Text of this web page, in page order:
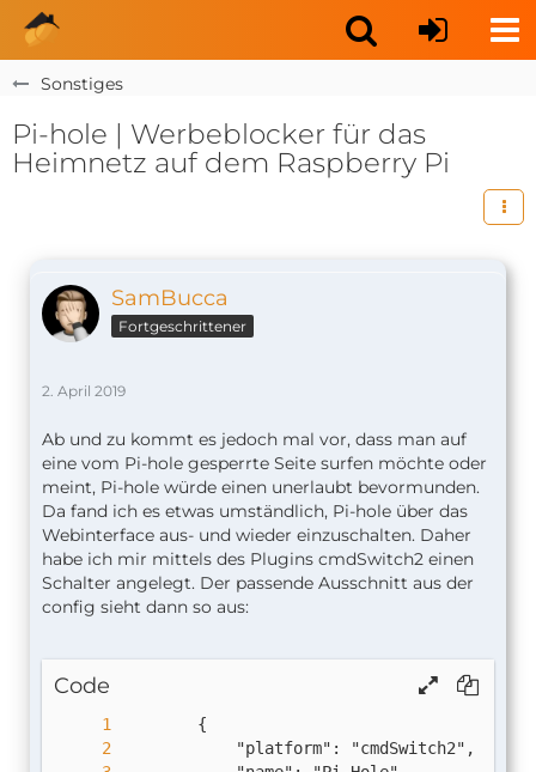
Sonstiges
Pi-hole | Werbeblocker für das
Heimnetz auf dem Raspberry Pi
SamBucca
Fortgeschrittener
2. April 2019
Ab und zu kommt es jedoch mal vor, dass man auf
eine vom Pi-hole gesperrte Seite surfen möchte oder
meint, Pi-hole würde einen unerlaubt bevormunden.
Da fand ich es etwas umständlich, Pi-hole über das
Webinterface aus- und wieder einzuschalten. Daher
habe ich mir mittels des Plugins cmdSwitch2 einen
Schalter angelegt. Der passende Ausschnitt aus der
config sieht dann so aus:
Code